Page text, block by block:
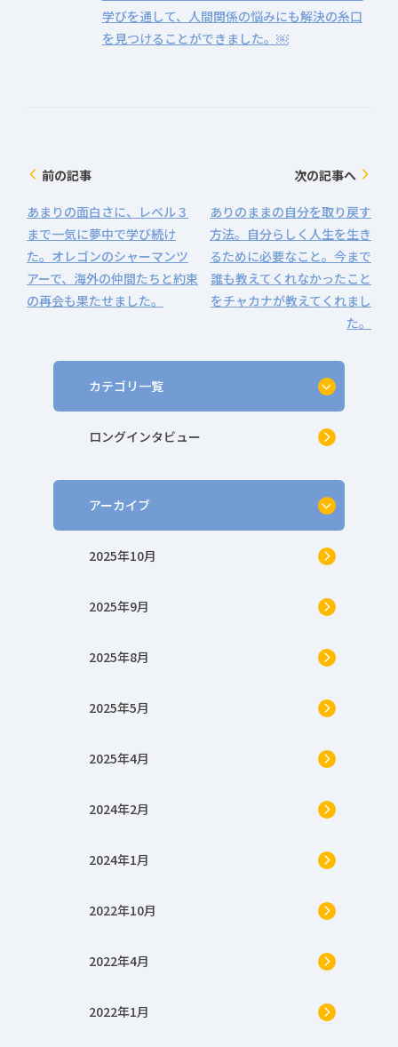
学びを通して、人間関係の悩みにも解決の糸口
を見つけることができました。￼
arrow_back_ios 前の記事
あまりの面白さに、レベル３
まで一気に夢中で学び続け
た。オレゴンのシャーマンツ
アーで、海外の仲間たちと約束
の再会も果たせました。
次の記事へ arrow_forward_ios
ありのままの自分を取り戻す
方法。自分らしく人生を生き
るために必要なこと。今まで
誰も教えてくれなかったこと
をチャカナが教えてくれまし
た。
カテゴリ一覧
ロングインタビュー
アーカイブ
2025年10月
2025年9月
2025年8月
2025年5月
2025年4月
2024年2月
2024年1月
2022年10月
2022年4月
2022年1月